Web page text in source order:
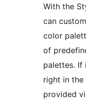
With the
can
color
of
palettes. If
right in the
provided